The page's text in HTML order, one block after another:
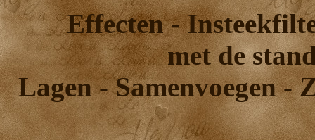
Effecten -
met de
Lagen - Samenvoegen -